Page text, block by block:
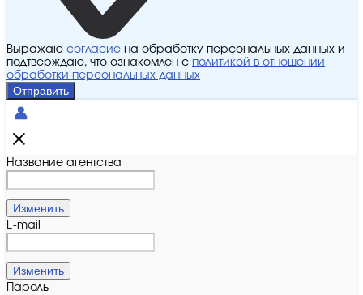
Выражаю согласие на обработку персональных данных и
подтверждаю, что ознакомлен с политикой в отношении
обработки персональных данных
Отправить
Название агентства
Изменить
E-mail
Изменить
Пароль